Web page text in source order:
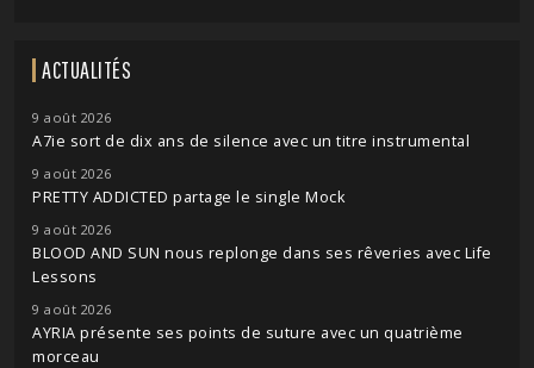
ACTUALITÉS
9 août 2026
A7ie sort de dix ans de silence avec un titre instrumental
9 août 2026
PRETTY ADDICTED partage le single Mock
9 août 2026
BLOOD AND SUN nous replonge dans ses rêveries avec Life
Lessons
9 août 2026
AYRIA présente ses points de suture avec un quatrième
morceau